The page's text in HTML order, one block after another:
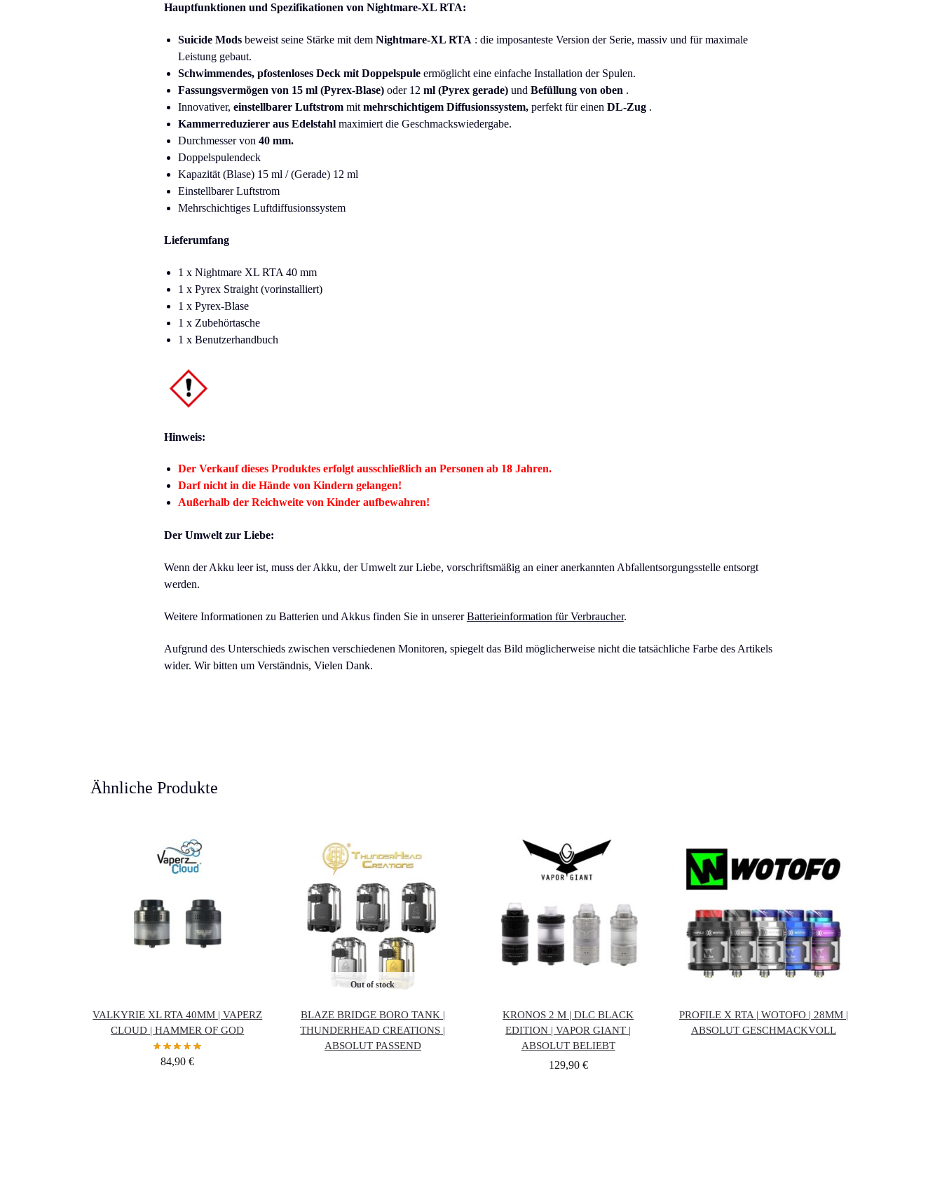
Hauptfunktionen und Spezifikationen von Nightmare-XL RTA:
Suicide Modsbeweist seine Stärke mit dem Nightmare-XL RTA : die imposanteste Version der Serie, massiv und für maximale
Leistung gebaut.
Schwimmendes, pfostenloses Deck mit Doppelspuleermöglicht eine einfache Installation der Spulen.
Fassungsvermögen von 15 ml (Pyrex-Blase)oder 12 ml (Pyrex gerade)und Befüllung von oben .
Innovativer, einstellbarer Luftstrommit mehrschichtigem Diffusionssystem,perfekt für einen DL-Zug.
Kammerreduzierer aus Edelstahlmaximiert die Geschmackswiedergabe.
Durchmesser von 40 mm.
Doppelspulendeck
Kapazität (Blase) 15 ml / (Gerade) 12 ml
Einstellbarer Luftstrom
Mehrschichtiges Luftdiffusionssystem
Lieferumfang
1 x Nightmare XL RTA 40 mm
1 x Pyrex Straight (vorinstalliert)
1 x Pyrex-Blase
1 x Zubehörtasche
1 x Benutzerhandbuch
Hinweis:
Der Verkauf dieses Produktes erfolgt ausschließlich an Personen ab 18 Jahren.
Darf nicht in die Hände von Kindern gelangen!
Außerhalb der Reichweite von Kinder aufbewahren!
Der Umwelt zur Liebe:
Wenn der Akku leer ist, muss der Akku, der Umwelt zur Liebe, vorschriftsmäßig an einer anerkannten Abfallentsorgungsstelle entsorgt
werden.
Weitere Informationen zu Batterien und Akkus finden Sie in unsererBatterieinformation für Verbraucher.
Aufgrund des Unterschieds zwischen verschiedenen Monitoren, spiegelt das Bild möglicherweise nicht die tatsächliche Farbe des Artikels
wider. Wir bitten um Verständnis, Vielen Dank.
Ähnliche Produkte
VALKYRIE XL RTA 40MM | VAPERZ
CLOUD | HAMMER OF GOD
84,90€
Out of stock
BLAZE BRIDGE BORO TANK |
THUNDERHEAD CREATIONS |
ABSOLUT PASSEND
KRONOS 2 M | DLC BLACK
EDITION | VAPOR GIANT |
ABSOLUT BELIEBT
129,90 €
PROFILE X RTA | WOTOFO | 28MM |
ABSOLUT GESCHMACKVOLL